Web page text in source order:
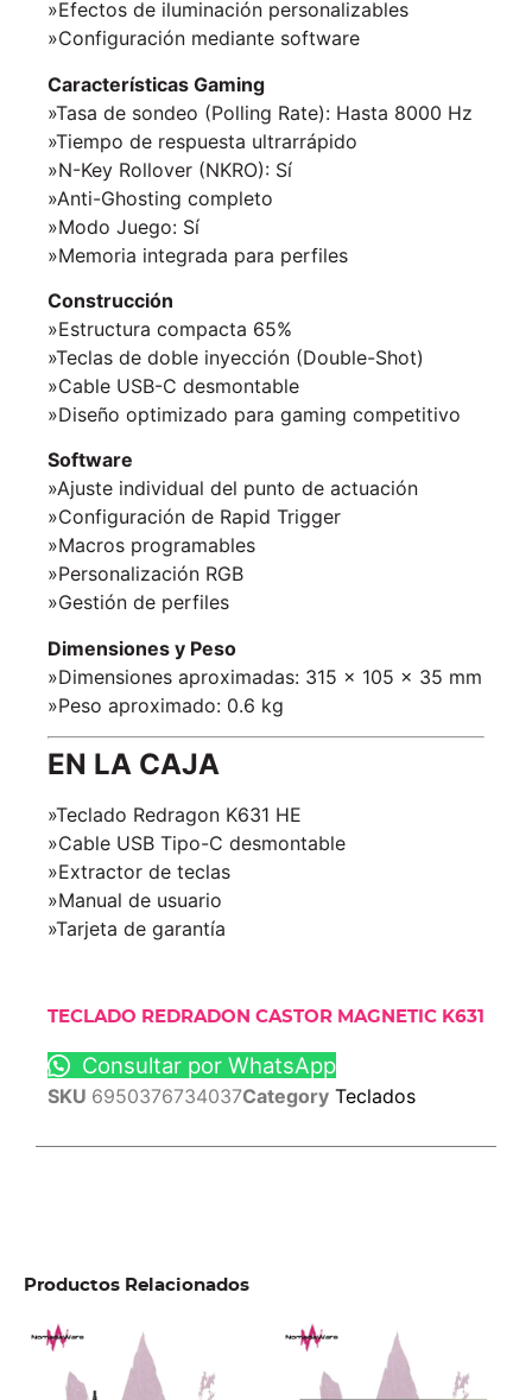
»Efectos de iluminación personalizables
»Configuración mediante software
Características Gaming
»Tasa de sondeo (Polling Rate): Hasta 8000 Hz
»Tiempo de respuesta ultrarrápido
»N-Key Rollover (NKRO): Sí
»Anti-Ghosting completo
»Modo Juego: Sí
»Memoria integrada para perfiles
Construcción
»Estructura compacta 65%
»Teclas de doble inyección (Double-Shot)
»Cable USB-C desmontable
»Diseño optimizado para gaming competitivo
Software
»Ajuste individual del punto de actuación
»Configuración de Rapid Trigger
»Macros programables
»Personalización RGB
»Gestión de perfiles
Dimensiones y Peso
»Dimensiones aproximadas: 315 x 105 x 35 mm
»Peso aproximado: 0.6 kg
EN LA CAJA
»Teclado Redragon K631 HE
»Cable USB Tipo-C desmontable
»Extractor de teclas
»Manual de usuario
»Tarjeta de garantía
TECLADO REDRADON CASTOR MAGNETIC K631
Consultar por WhatsApp
SKU 6950376734037Category Teclados
Productos Relacionados